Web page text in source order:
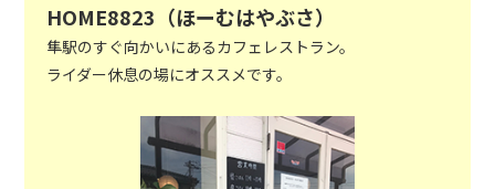
HOME8823（ほーむはやぶさ）
隼駅のすぐ向かいにあるカフェレストラン。
ライダー休息の場にオススメです。